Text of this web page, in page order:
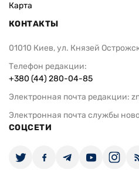
Карта
КОНТАКТЫ
01010 Киев, ул. Князей
Телефон редакции:
+380 (44) 280-04-85
Электронная почта редакции:
Электронная почта службы
СОЦСЕТИ